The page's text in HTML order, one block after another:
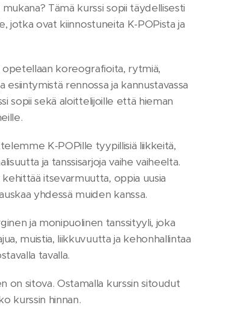
Tämä kurssi sopii täydellisesti
jotka ovat kiinnostuneita K-POPista ja
opetellaan koreografioita, rytmiä,
esiintymistä rennossa ja kannustavassa
sopii sekä aloittelijoille että hieman
K-POPille tyypillisiä liikkeitä,
ja tanssisarjoja vaihe vaiheelta.
itsevarmuutta, oppia uusia
yhdessä muiden kanssa.
ja monipuolinen tanssityyli, joka
muistia, liikkuvuutta ja kehonhallintaa
tavalla.
on sitova. Ostamalla kurssin sitoudut
kurssin hinnan.